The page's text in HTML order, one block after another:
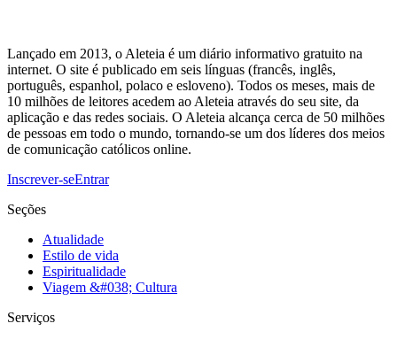
Lançado em 2013, o Aleteia é um diário informativo gratuito na
internet. O site é publicado em seis línguas (francês, inglês,
português, espanhol, polaco e esloveno). Todos os meses, mais de
10 milhões de leitores acedem ao Aleteia através do seu site, da
aplicação e das redes sociais. O Aleteia alcança cerca de 50 milhões
de pessoas em todo o mundo, tornando-se um dos líderes dos meios
de comunicação católicos online.
Inscrever-seEntrar
Seções
Atualidade
Estilo de vida
Espiritualidade
Viagem &#038; Cultura
Serviços